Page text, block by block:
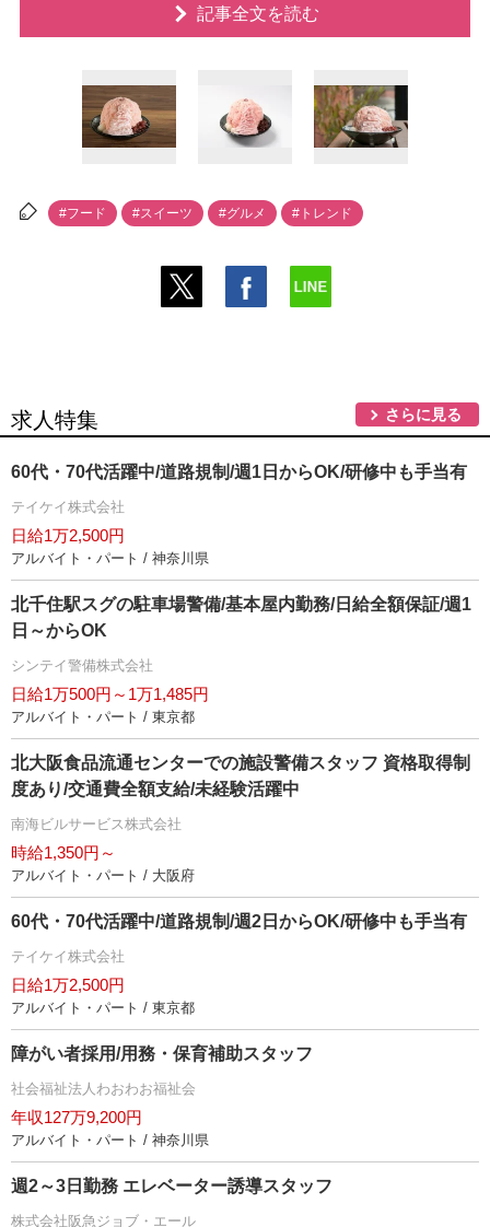
記事全文を読む
#フード #スイーツ #グルメ #トレンド
求人特集 さらに見る
60代・70代活躍中/道路規制/週1日からOK/研修中も手当有
テイケイ株式会社
日給1万2,500円
アルバイト・パート / 神奈川県
北千住駅スグの駐車場警備/基本屋内勤務/日給全額保証/週1
日～からOK
シンテイ警備株式会社
日給1万500円～1万1,485円
アルバイト・パート / 東京都
北大阪食品流通センターでの施設警備スタッフ 資格取得制
度あり/交通費全額支給/未経験活躍中
南海ビルサービス株式会社
時給1,350円～
アルバイト・パート / 大阪府
60代・70代活躍中/道路規制/週2日からOK/研修中も手当有
テイケイ株式会社
日給1万2,500円
アルバイト・パート / 東京都
障がい者採用/用務・保育補助スタッフ
社会福祉法人わおわお福祉会
年収127万9,200円
アルバイト・パート / 神奈川県
週2～3日勤務 エレベーター誘導スタッフ
株式会社阪急ジョブ・エール